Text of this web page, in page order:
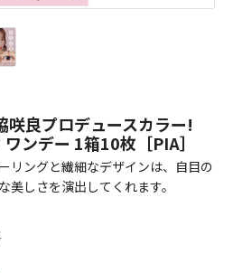
咲良プロデュースカラー!
ンデー 1箱10枚［PIA］
リングと繊細なデザインは、自目の
美しさを演出してくれます。